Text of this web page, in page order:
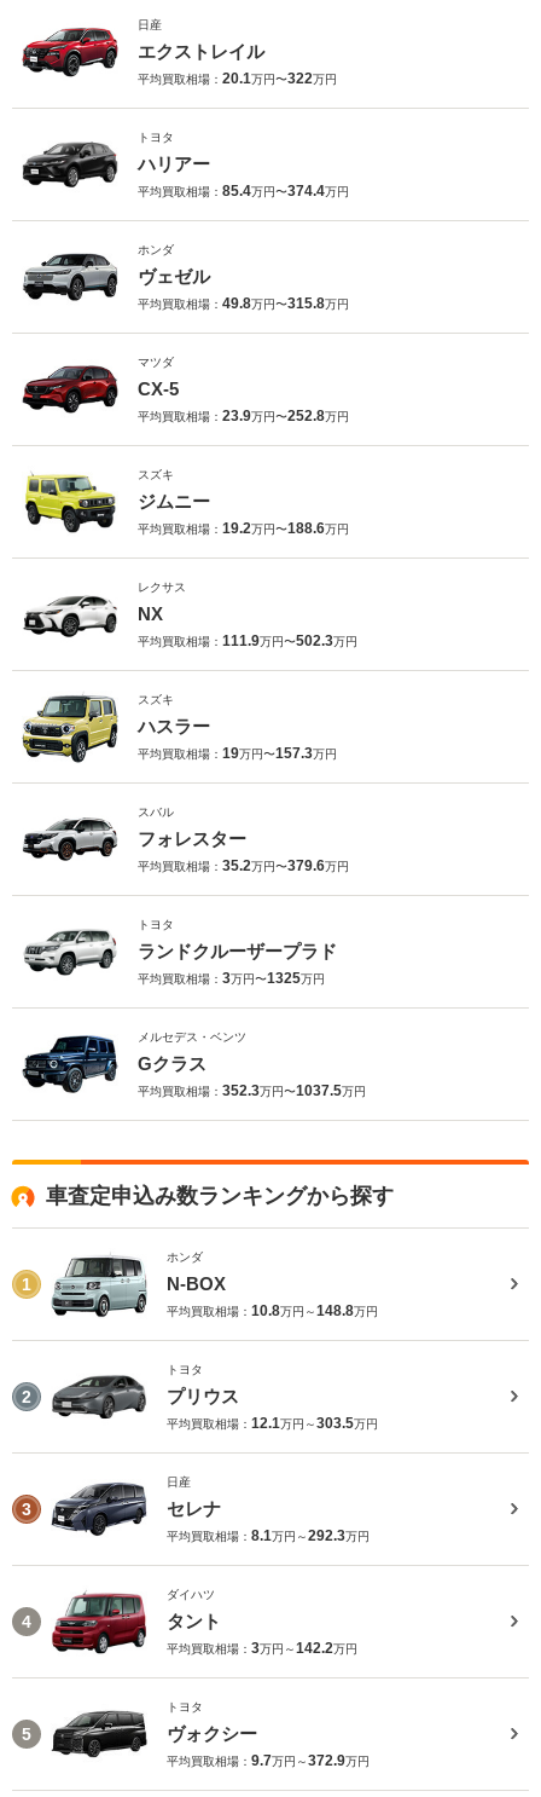
日産
エクストレイル
平均買取相場： 20.1万円〜322万円
トヨタ
ハリアー
平均買取相場： 85.4万円〜374.4万円
ホンダ
ヴェゼル
平均買取相場： 49.8万円〜315.8万円
マツダ
CX-5
平均買取相場： 23.9万円〜252.8万円
スズキ
ジムニー
平均買取相場： 19.2万円〜188.6万円
レクサス
NX
平均買取相場： 111.9万円〜502.3万円
スズキ
ハスラー
平均買取相場： 19万円〜157.3万円
スバル
フォレスター
平均買取相場： 35.2万円〜379.6万円
トヨタ
ランドクルーザープラド
平均買取相場： 3万円〜1325万円
メルセデス・ベンツ
Gクラス
平均買取相場： 352.3万円〜1037.5万円
車査定申込み数ランキングから探す
1
ホンダ
N-BOX
平均買取相場： 10.8万円～148.8万円
2
トヨタ
プリウス
平均買取相場： 12.1万円～303.5万円
3
日産
セレナ
平均買取相場： 8.1万円～292.3万円
4
ダイハツ
タント
平均買取相場： 3万円～142.2万円
5
トヨタ
ヴォクシー
平均買取相場： 9.7万円～372.9万円